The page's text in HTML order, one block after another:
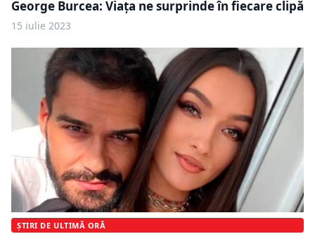
George Burcea: Viața ne surprinde în fiecare clipă
15 iulie 2023
ȘTIRI DE ULTIMĂ ORĂ